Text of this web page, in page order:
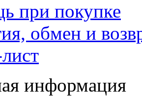
при покупке
обмен и
информация